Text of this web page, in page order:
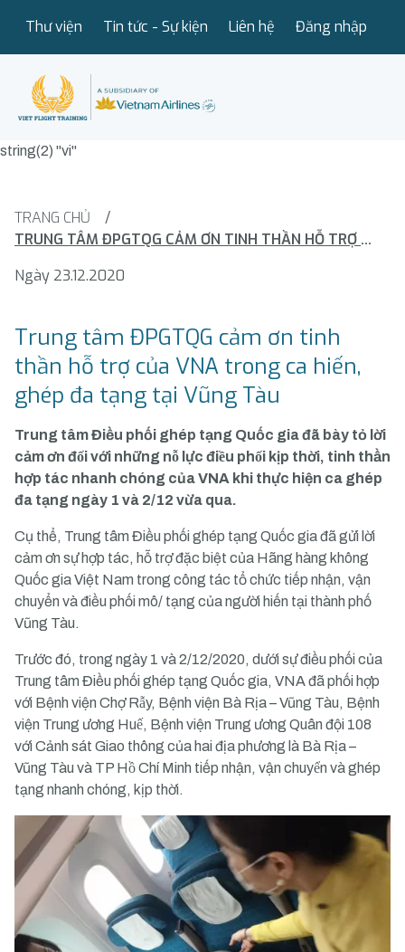
Thư viện Tin tức - Sự kiện Liên hệ Đăng nhập
string(2) "vi"
TRANG CHỦ
/
TRUNG TÂM ĐPGTQG CẢM ƠN TINH THẦN HỖ TRỢ CỦA VNA TRONG CA HIẾN, GHÉP ĐA TẠNG TẠI VŨNG TÀU
Ngày 23.12.2020
Trung tâm ĐPGTQG cảm ơn tinh
thần hỗ trợ của VNA trong ca hiến,
ghép đa tạng tại Vũng Tàu
Trung tâm Điều phối ghép tạng Quốc gia đã bày tỏ lời
cảm ơn đối với những nỗ lực điều phối kịp thời, tinh thần
hợp tác nhanh chóng của VNA khi thực hiện ca ghép
đa tạng ngày 1 và 2/12 vừa qua.
Cụ thể, Trung tâm Điều phối ghép tạng Quốc gia đã gửi lời
cảm ơn sự hợp tác, hỗ trợ đặc biệt của Hãng hàng không
Quốc gia Việt Nam trong công tác tổ chức tiếp nhận, vận
chuyển và điều phối mô/ tạng của người hiến tại thành phố
Vũng Tàu.
Trước đó, trong ngày 1 và 2/12/2020, dưới sự điều phối của
Trung tâm Điều phối ghép tạng Quốc gia, VNA đã phối hợp
với Bệnh viện Chợ Rẫy, Bệnh viện Bà Rịa – Vũng Tàu, Bệnh
viện Trung ương Huế, Bệnh viện Trung ương Quân đội 108
với Cảnh sát Giao thông của hai địa phương là Bà Rịa –
Vũng Tàu và TP Hồ Chí Minh tiếp nhận, vận chuyển và ghép
tạng nhanh chóng, kịp thời.